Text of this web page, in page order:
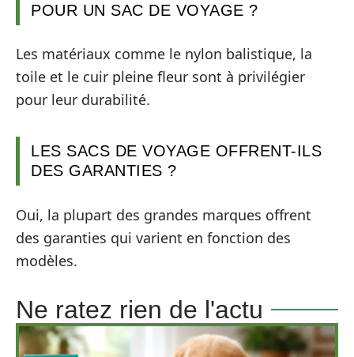
POUR UN SAC DE VOYAGE ?
Les matériaux comme le nylon balistique, la
toile et le cuir pleine fleur sont à privilégier
pour leur durabilité.
LES SACS DE VOYAGE OFFRENT-ILS
DES GARANTIES ?
Oui, la plupart des grandes marques offrent
des garanties qui varient en fonction des
modèles.
Ne ratez rien de l'actu